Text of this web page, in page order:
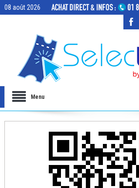
08 août 2026
Menu